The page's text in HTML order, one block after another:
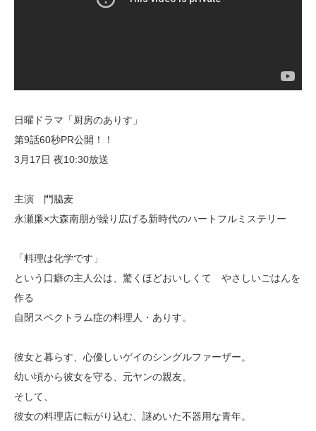
日曜ドラマ「厨房のありす」
第9話60秒PR公開！！
3月17日 夜10:30放送
主演 門脇麦
永瀬廉×大森南朋が繰り広げる新時代のハートフルミステリー
「料理は化学です」
という口癖の主人公は、驚くほどおいしくて やさしいごはんを
作る
自閉スペクトラム症の料理人・ありす。
彼女と暮らす、心優しいゲイのシングルファーザー。
幼い頃から彼女を守る、元ヤンの親友。
そして、
彼女の料理店に転がり込む、謎めいた不器用な青年。